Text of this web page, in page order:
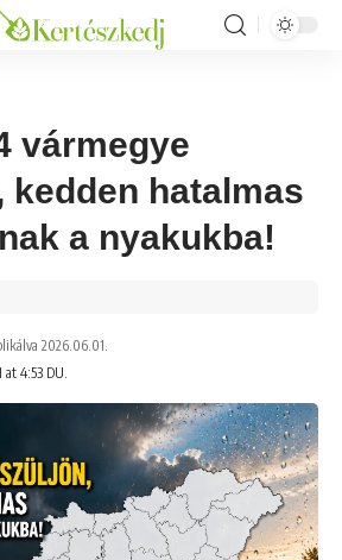
vármegye
kedden hatalmas
a nyakukba!
at 4:53 DU.
2026.06.01.